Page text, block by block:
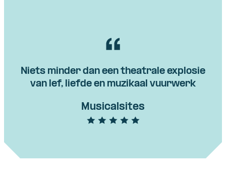
Niets minder dan een theatrale explosie
van lef, liefde en muzikaal vuurwerk
Musicalsites